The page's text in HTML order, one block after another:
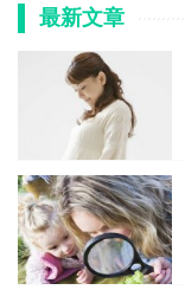
最新文章